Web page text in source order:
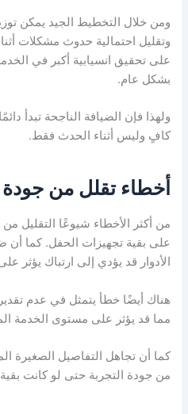
ومن خلال التخطيط الجيد يمكن
وتقليل احتمالية حدوث مشكلات
على تحقيق انسيابية أكبر في
بشكل عام.
ولهذا فإن الضيافة الناجحة تبدأ
كافٍ وليس أثناء الحدث فقط.
أخطاء تقلل من جودة
من أكثر الأخطاء شيوعًا التقليل
على بقية تجهيزات الحفل. كما
الأدوار قد يؤدي إلى ارتباك يؤثر
هناك أيضًا خطأ يتمثل في عدم
مما قد يؤثر على مستوى الخدمة
كما أن تجاهل التفاصيل الصغيرة
من جودة التجربة حتى لو كانت